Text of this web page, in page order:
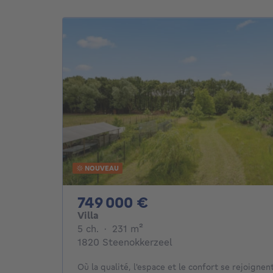
NOUVEAU
749 000 €
Villa
5 ch. 5 chambres
· 231 m²
1820 Steenokkerzeel
Où la qualité, l'espace et le confort se